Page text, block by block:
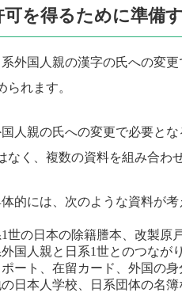
可を得るために準備
系外国人親の漢字の氏への変
られます。
人親の氏への変更で必要と
なく、複数の資料を組み合わ
的には、次のような資料が
1世の日本の除籍謄本、改製原
外国人親と日系1世とのつなが
ート、在留カード、外国の
日本人学校、日系団体の名